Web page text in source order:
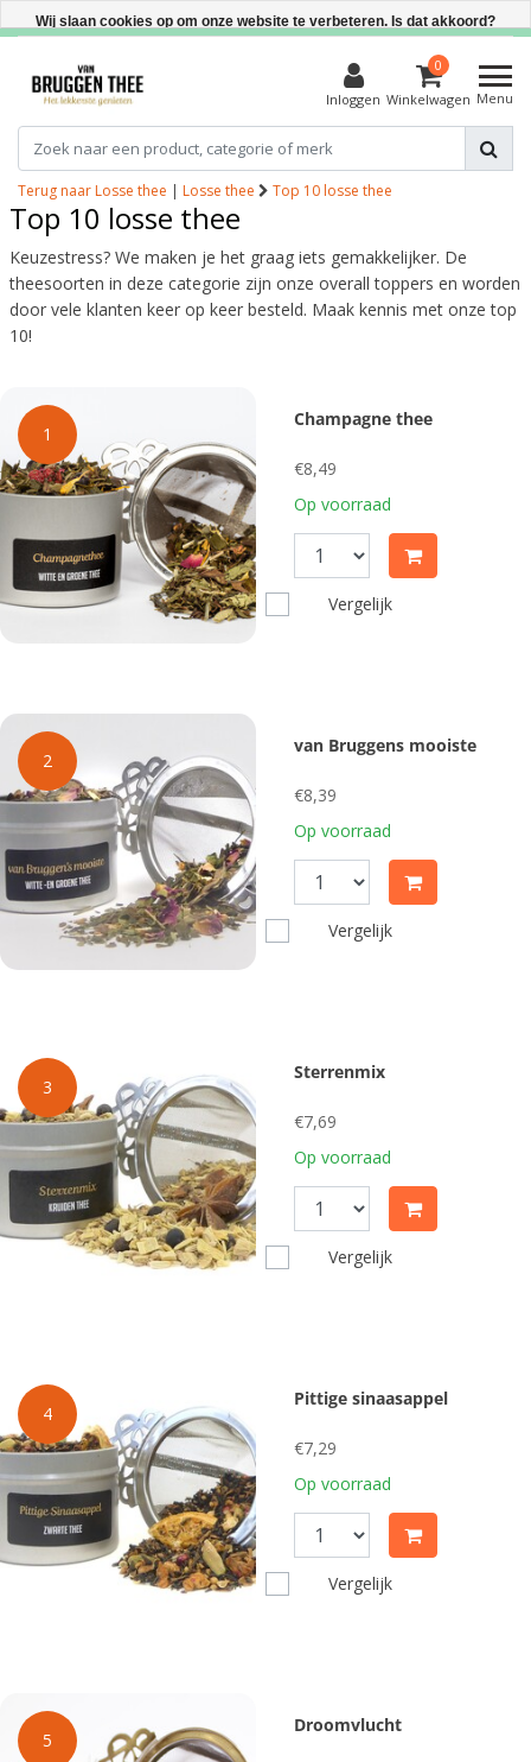
Direct uit voorraad leverbaar
Inloggen
0
Winkelwagen Menu
Terug naar Losse thee | Losse thee Top 10 losse thee
Top 10 losse thee
Keuzestress? We maken je het graag iets gemakkelijker. De
theesoorten in deze categorie zijn onze overall toppers en worden
door vele klanten keer op keer besteld. Maak kennis met onze top
10!
1
Champagne thee
€8,49
Op voorraad
Vergelijk
2
van Bruggens mooiste
€8,39
Op voorraad
Vergelijk
3
Sterrenmix
€7,69
Op voorraad
Vergelijk
4
Pittige sinaasappel
€7,29
Op voorraad
Vergelijk
5
Droomvlucht
Wij slaan cookies op om onze website te verbeteren. Is dat akkoord?
Meer over cookies »